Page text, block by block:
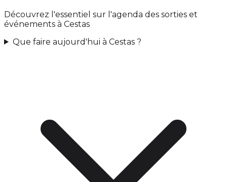
Découvrez l'essentiel sur l'agenda des sorties et
événements à Cestas
Que faire aujourd'hui à Cestas ?